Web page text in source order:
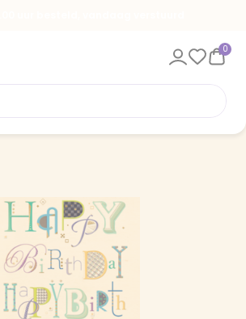
0